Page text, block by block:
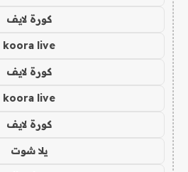
كورة لايف
koora live
كورة لايف
koora live
كورة لايف
يلا شوت